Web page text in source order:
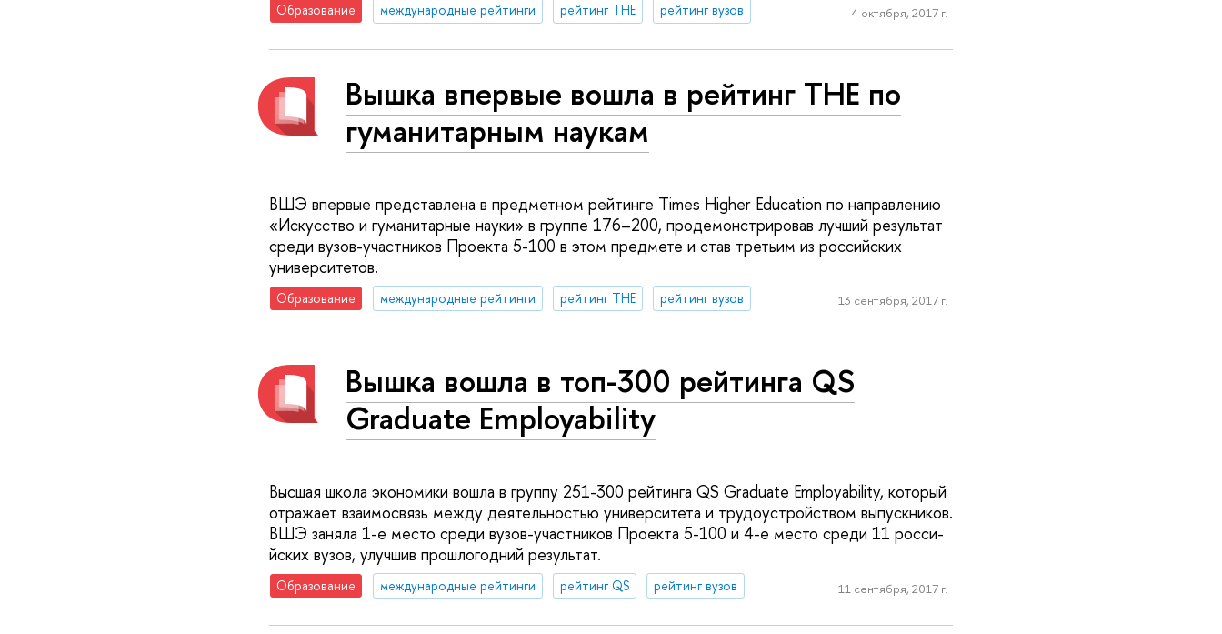
Образование международные рейтинги рейтинг THE рейтинг вузов 4 октября, 2017 г.
Вышка впервые вошла в рейтинг ТНЕ по
гуманитарным наукам
ВШЭ впервые представлена в предметном рейтинге Times Higher Education по направлению
«Искусство и гуманитарные науки» в группе 176–200, продемонстрировав лучший результат
среди вузов-участников Проекта 5-100 в этом предмете и став третьим из российских
университетов.
Образование международные рейтинги рейтинг THE рейтинг вузов 13 сентября, 2017 г.
Вышка вошла в топ-300 рейтинга QS
Gradua­te Employability
Высшая школа экономи­ки вошла в группу 25­1-300 рейтинга QS Gr­aduate Employability, который
отражает взаимосвязь между деятельностью университ­ета и трудоустройств­ом выпускников.
ВШЭ заняла 1-е место сре­ди вузов-участников Проекта 5-100 и 4-е место среди 11 росси­
йских вузов, улучшив прошлогодний резуль­тат.
Образование международные рейтинги рейтинг QS рейтинг вузов 11 сентября, 2017 г.